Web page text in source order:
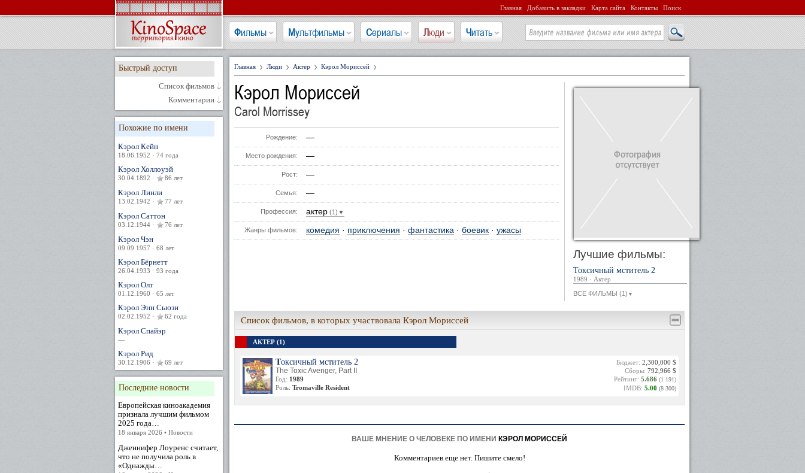
Главная Добавить в закладки Карта сайта Контакты Поиск
Фильмы Мультфильмы Сериалы Люди Читать
Быстрый доступ
Список фильмов
Комментарии
Похожие по имени
Кэрол Кейн
18.06.1952 · 74 года
Кэрол Холлоуэй
30.04.1892 · 86 лет
Кэрол Линли
13.02.1942 · 77 лет
Кэрол Саттон
03.12.1944 · 76 лет
Кэрол Чэн
09.09.1957 · 68 лет
Кэрол Бёрнетт
26.04.1933 · 93 года
Кэрол Олт
01.12.1960 · 65 лет
Кэрол Энн Сьюзи
02.02.1952 · 62 года
Кэрол Спайэр
—
Кэрол Рид
30.12.1906 · 69 лет
Последние новости
Европейская киноакадемия
признала лучшим фильмом
2025 года…
18 января 2026 • Новости
Дженнифер Лоуренс считает,
что не получила роль в
«Однажды…
Главная Люди Актер Кэрол Мориссей
Кэрол Мориссей
Carol Morrissey
Рождение: —
Место рождения: —
Рост: —
Семья: —
Профессия: актер (1)▼
Жанры фильмов: комедия · приключения · фантастика · боевик · ужасы
Лучшие фильмы:
Токсичный мститель 2
1989 · Актер
ВСЕ ФИЛЬМЫ (1) ▼
Список фильмов, в которых участвовала Кэрол Мориссей
АКТЕР (1)
Токсичный мститель 2
The Toxic Avenger, Part II
Год: 1989
Роль: Tromaville Resident
Бюджет: 2,300,000 $
Сборы: 792,966 $
Рейтинг: 5.686 (1 191)
IMDB: 5.00 (8 300)
ВАШЕ МНЕНИЕ О ЧЕЛОВЕКЕ ПО ИМЕНИ КЭРОЛ МОРИССЕЙ
Комментариев еще нет. Пишите смело!